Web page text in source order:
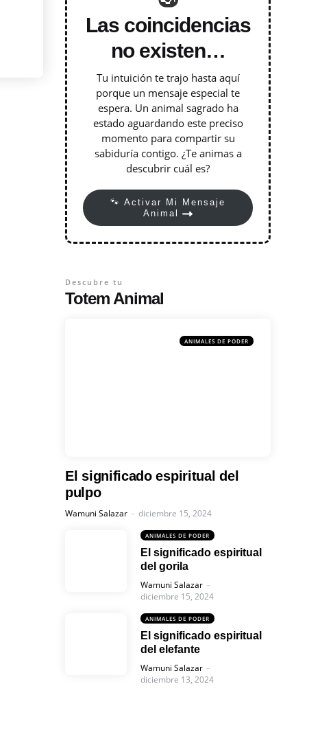
Las coincidencias
no existen…
Tu intuición te trajo hasta aquí
porque un mensaje especial te
espera. Un animal sagrado ha
estado aguardando este preciso
momento para compartir su
sabiduría contigo. ¿Te animas a
descubrir cuál es?
🐾 Activar Mi Mensaje
Animal
Totem Animal
Descubre tu
ANIMALES DE PODER
El significado espiritual del
pulpo
Posted
Wamuni Salazar diciembre 15, 2024
ANIMALES DE PODER
El significado espiritual
del gorila
Posted
Wamuni Salazar
diciembre 15, 2024
ANIMALES DE PODER
El significado espiritual
del elefante
Posted
Wamuni Salazar
diciembre 13, 2024